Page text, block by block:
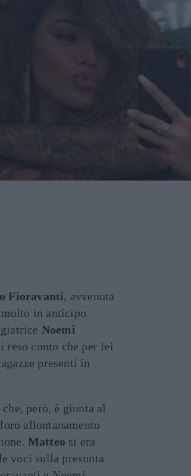
Fioravanti, avvenuta
molto in anticipo
Noemi
reso conto che per lei
presenti in
che, però, è giunta al
allontanamento
Matteo si era
voci sulla presunta